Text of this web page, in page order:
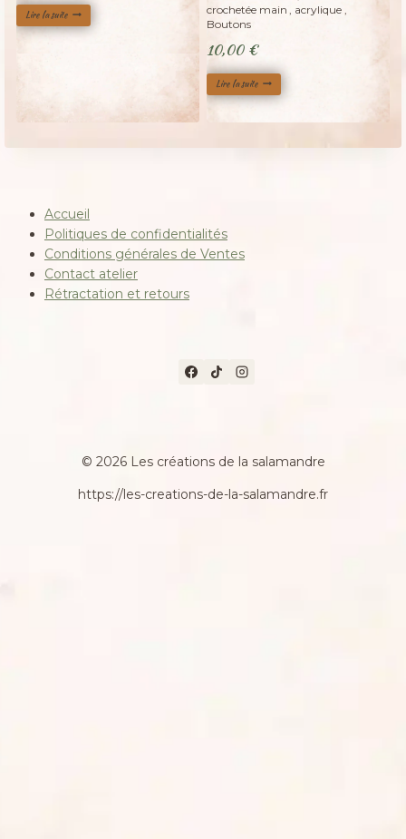
Lire la suite
crochetée main , acrylique ,
Boutons
10,00 €
Lire la suite
Accueil
Politiques de confidentialités
Conditions générales de Ventes
Contact atelier
Rétractation et retours
© 2026 Les créations de la salamandre
https://les-creations-de-la-salamandre.fr